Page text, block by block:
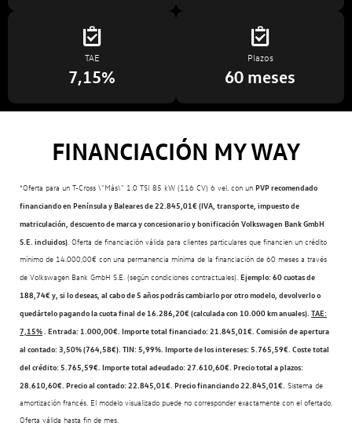
TAE
7,15%
Plazos
60 meses
FINANCIACIÓN MY WAY
*Oferta para un T-Cross \"Más\" 1.0 TSI 85 kW (116 CV) 6 vel. con un PVP recomendado
financiando en Península y Baleares de 22.845,01€ (IVA, transporte, impuesto de
matriculación, descuento de marca y concesionario y bonificación Volkswagen Bank GmbH
S.E. incluidos). Oferta de financiación válida para clientes particulares que financien un crédito
mínimo de 14.000,00€ con una permanencia mínima de la financiación de 60 meses a través
de Volkswagen Bank GmbH S.E. (según condiciones contractuales). Ejemplo: 60 cuotas de
188,74€ y, si lo deseas, al cabo de 5 años podrás cambiarlo por otro modelo, devolverlo o
quedártelo pagando la cuota final de 16.286,20€ (calculada con 10.000 km anuales). TAE:
7,15% . Entrada: 1.000,00€. Importe total financiado: 21.845,01€. Comisión de apertura
al contado: 3,50% (764,58€). TIN: 5,99%. Importe de los intereses: 5.765,59€. Coste total
del crédito: 5.765,59€. Importe total adeudado: 27.610,60€. Precio total a plazos:
28.610,60€. Precio al contado: 22.845,01€. Precio financiando 22.845,01€. Sistema de
amortización francés. El modelo visualizado puede no corresponder exactamente con el ofertado.
Oferta válida hasta fin de mes.